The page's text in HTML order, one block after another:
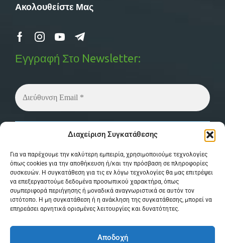
Διαχείριση Συγκατάθεσης
Για να παρέχουμε την καλύτερη εμπειρία, χρησιμοποιούμε τεχνολογίες
όπως cookies για την αποθήκευση ή/και την πρόσβαση σε πληροφορίες
συσκευών. Η συγκατάθεση για τις εν λόγω τεχνολογίες θα μας επιτρέψει
να επεξεργαστούμε δεδομένα προσωπικού χαρακτήρα, όπως
συμπεριφορά περιήγησης ή μοναδικά αναγνωριστικά σε αυτόν τον
ιστότοπο. Η μη συγκατάθεση ή η ανάκληση της συγκατάθεσης, μπορεί να
επηρεάσει αρνητικά ορισμένες λειτουργίες και δυνατότητες.
Αποδοχή
Ακολουθείστε Μας
Εγγραφή Στο Newsletter:
μας για περισσότερες λεπτομέρειες.